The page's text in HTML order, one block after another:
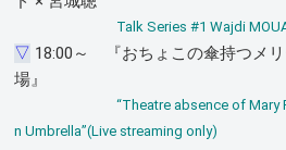
Talk Series #1 Wajdi
▽ 18:00～ 『おちょこの傘持つメ
場』
“Theatre absence of
n Umbrella”(Live streaming only)